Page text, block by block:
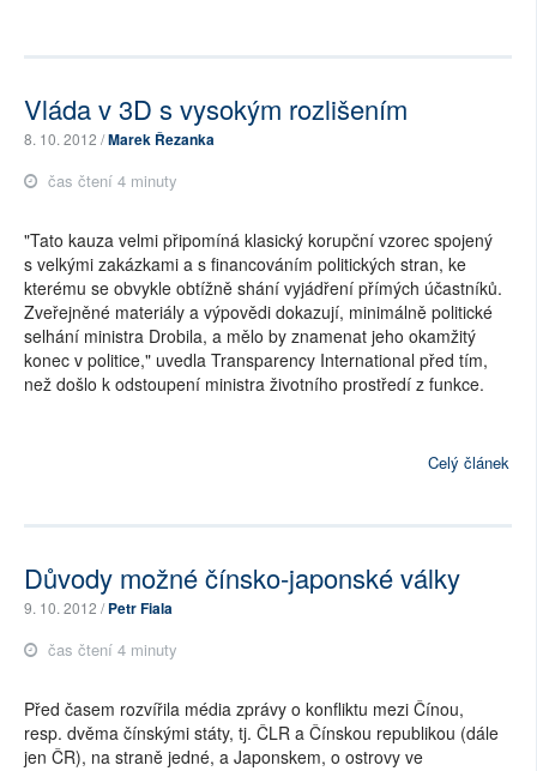
Vláda v 3D s vysokým rozlišením
8. 10. 2012 /Marek Řezanka
čas čtení 4 minuty
"Tato kauza velmi připomíná klasický korupční vzorec spojený
s velkými zakázkami a s financováním politických stran, ke
kterému se obvykle obtížně shání vyjádření přímých účastníků.
Zveřejněné materiály a výpovědi dokazují, minimálně politické
selhání ministra Drobila, a mělo by znamenat jeho okamžitý
konec v politice," uvedla Transparency International před tím,
než došlo k odstoupení ministra životního prostředí z funkce.
Celý článek
Důvody možné čínsko-japonské války
9. 10. 2012 /Petr Fiala
čas čtení 4 minuty
Před časem rozvířila média zprávy o konfliktu mezi Čínou,
resp. dvěma čínskými státy, tj. ČLR a Čínskou republikou (dále
jen ČR), na straně jedné, a Japonskem, o ostrovy ve